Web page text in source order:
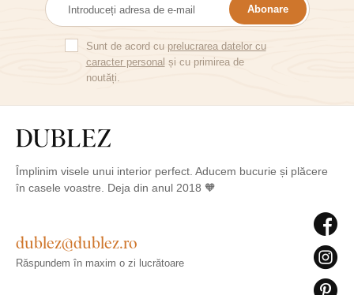
Abonare
Sunt de acord cu prelucrarea datelor cu
caracter personal și cu primirea de
noutăți.
Împlinim visele unui interior perfect. Aducem bucurie și plăcere
în casele voastre. Deja din anul 2018 🧡
dublez@dublez.ro
Răspundem în maxim o zi lucrătoare